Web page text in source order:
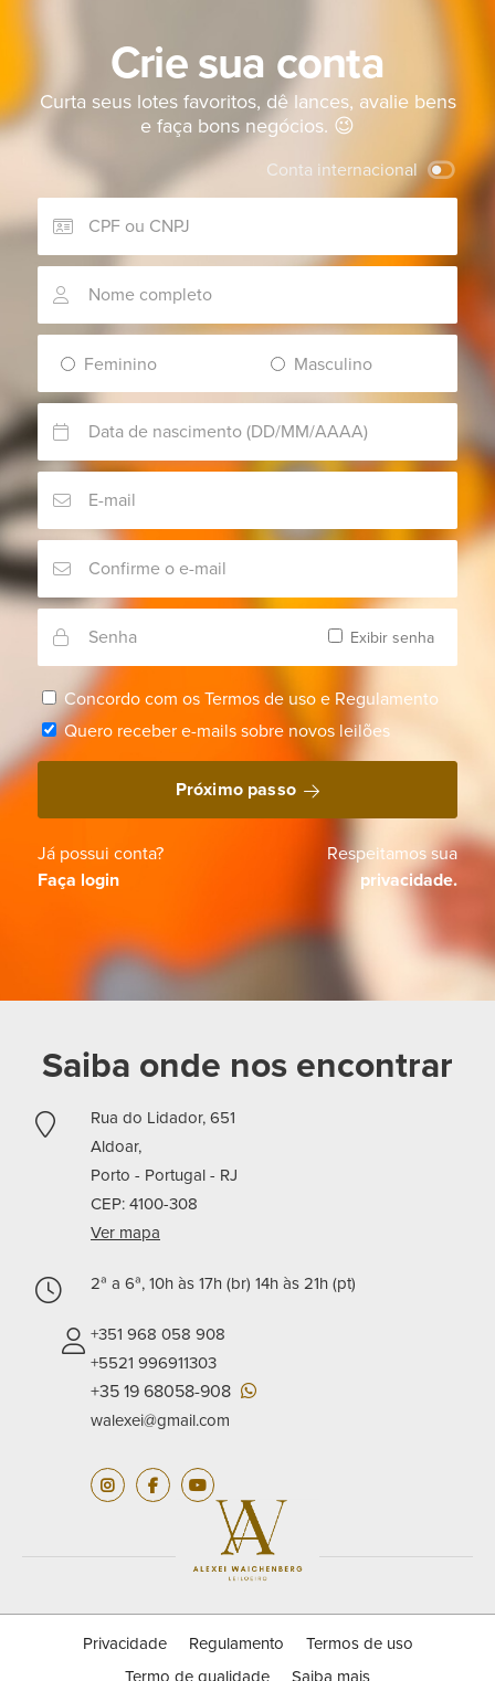
Crie sua conta
Curta seus lotes favoritos, dê lances, avalie bens
e faça bons negócios. 😉
Conta internacional
Feminino Masculino
Exibir senha
Concordo com os Termos de uso e Regulamento
Quero receber e-mails sobre novos leilões
Próximo passo
Já possui conta?
Faça login
Respeitamos sua
privacidade.
Saiba onde nos encontrar
Rua do Lidador, 651
Aldoar,
Porto - Portugal - RJ
CEP: 4100-308
Ver mapa
2ª a 6ª, 10h às 17h (br) 14h às 21h (pt)
+351 968 058 908
+5521 996911303
+35 19 68058-908
walexei@gmail.com
Privacidade Regulamento
Termos de uso
Termo de qualidade
Saiba mais